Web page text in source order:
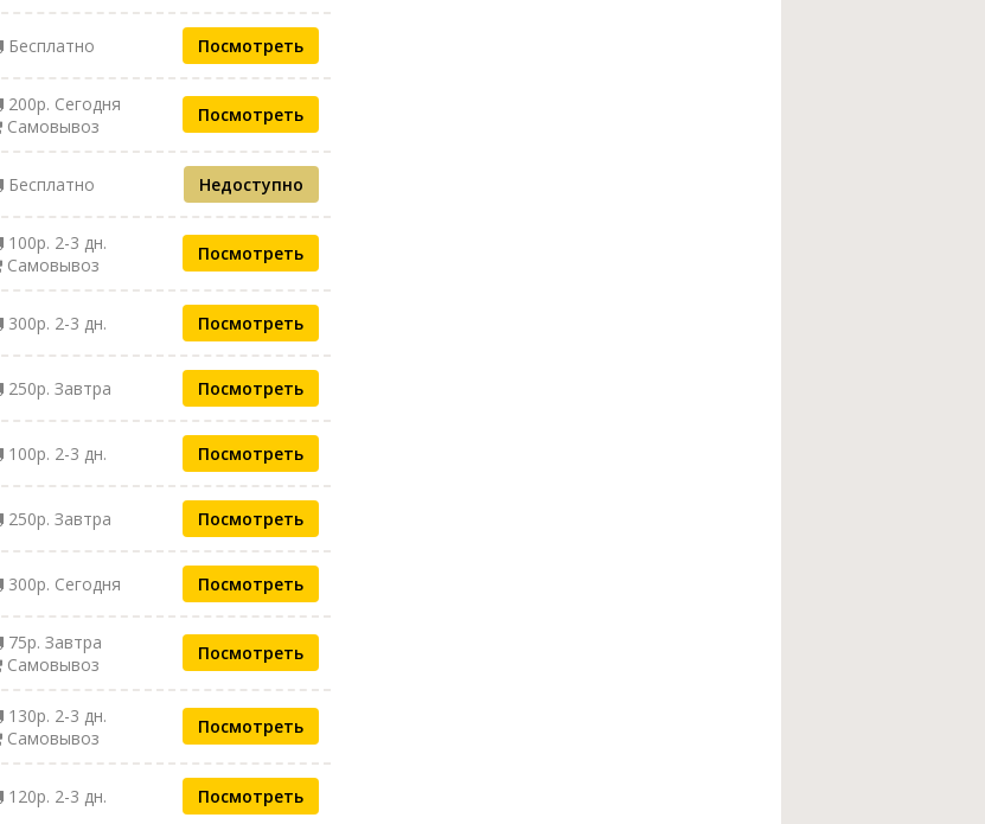
Бесплатно Посмотреть
200р. Сегодня
Самовывоз
Посмотреть
Бесплатно Недоступно
100р. 2-3 дн.
Самовывоз
Посмотреть
300р. 2-3 дн. Посмотреть
250р. Завтра Посмотреть
100р. 2-3 дн. Посмотреть
250р. Завтра Посмотреть
300р. Сегодня Посмотреть
75р. Завтра
Самовывоз
Посмотреть
130р. 2-3 дн.
Самовывоз
Посмотреть
120р. 2-3 дн. Посмотреть